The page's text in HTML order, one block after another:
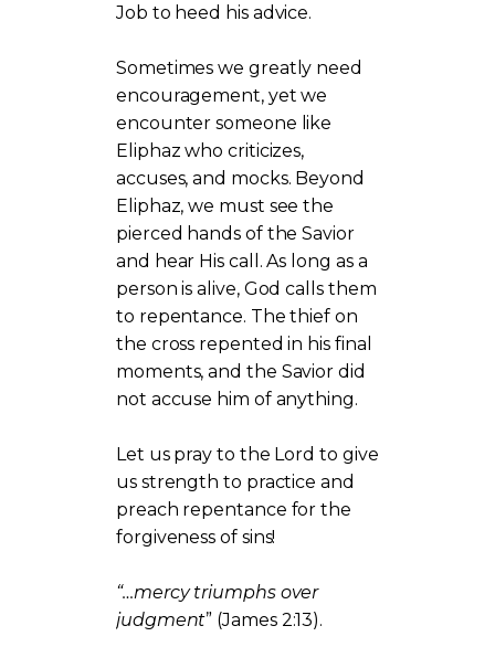
Job to heed his advice.
Sometimes we greatly need
encouragement, yet we
encounter someone like
Eliphaz who criticizes,
accuses, and mocks. Beyond
Eliphaz, we must see the
pierced hands of the Savior
and hear His call. As long as a
person is alive, God calls them
to repentance. The thief on
the cross repented in his final
moments, and the Savior did
not accuse him of anything.
Let us pray to the Lord to give
us strength to practice and
preach repentance for the
forgiveness of sins!
“…mercy triumphs over
judgment” (James 2:13).